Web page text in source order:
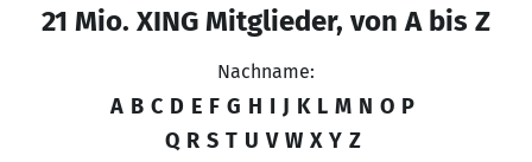
21 Mio. XING Mitglieder, von A bis Z
Nachname:
A B C D E F G H I J K L M N O P
Q R S T U V W X Y Z